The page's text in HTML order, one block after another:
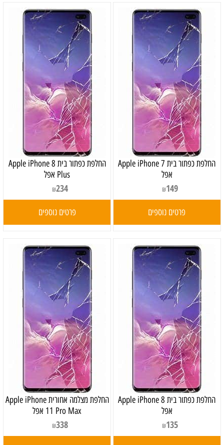
‏החלפת כפתור בית Apple iPhone 7
אפל
₪149
פרטים נוספים
‏החלפת כפתור בית Apple iPhone 8
Plus אפל
₪234
פרטים נוספים
‏החלפת כפתור בית Apple iPhone 8
אפל
₪135
‏החלפת מצלמה אחורית Apple iPhone
11 Pro Max אפל
₪338